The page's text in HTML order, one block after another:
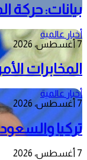
بيانات: حركة
أخبار عالمية
7 أغسطس، 2026
المخابرات
أخبار عالمية
7 أغسطس، 2026
تركيا
7 أغسطس، 2026